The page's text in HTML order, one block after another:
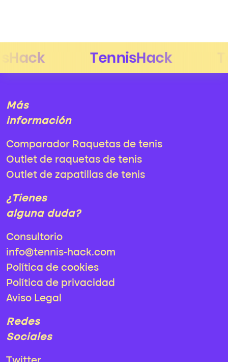
Más
información
Comparador Raquetas de tenis
Outlet de raquetas de tenis
Outlet de zapatillas de tenis
¿Tienes
alguna duda?
Consultorio
info@tennis-hack.com
Política de cookies
Política de privacidad
Aviso Legal
Redes
Sociales